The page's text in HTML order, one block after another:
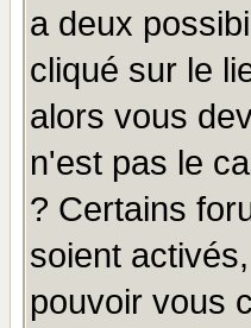
a deux
cliqué sur le
alors vous
n'est pas le
? Certains
soient
pouvoir vous